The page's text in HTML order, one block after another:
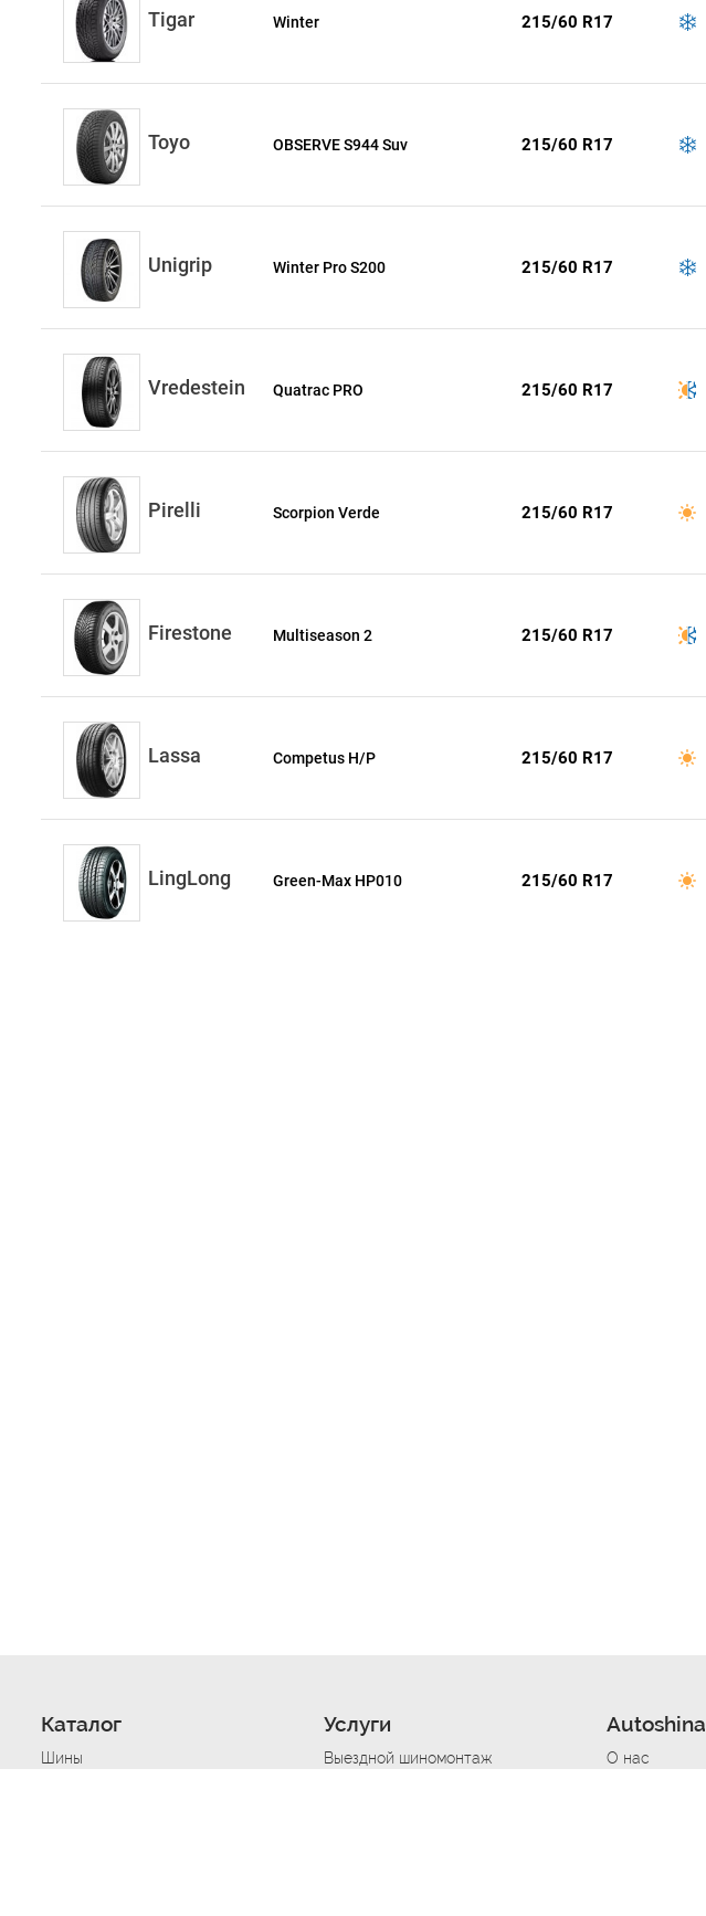
Tigar Winter 215/60 R17
Toyo OBSERVE S944 Suv 215/60 R17
Unigrip Winter Pro S200 215/60 R17
Vredestein Quatrac PRO 215/60 R17
Pirelli Scorpion Verde 215/60 R17
Firestone Multiseason 2 215/60 R17
Lassa Competus H/P 215/60 R17
LingLong Green-Max HP010 215/60 R17
Каталог
Шины
Услуги
Выездной шиномонтаж
Autoshina
О нас